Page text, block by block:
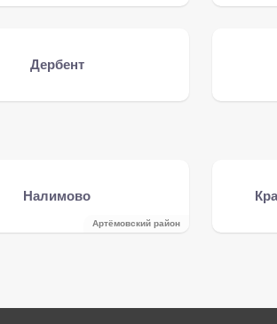
Дербент
Налимово
Артёмовский район